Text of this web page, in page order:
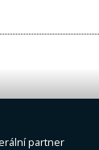
partner